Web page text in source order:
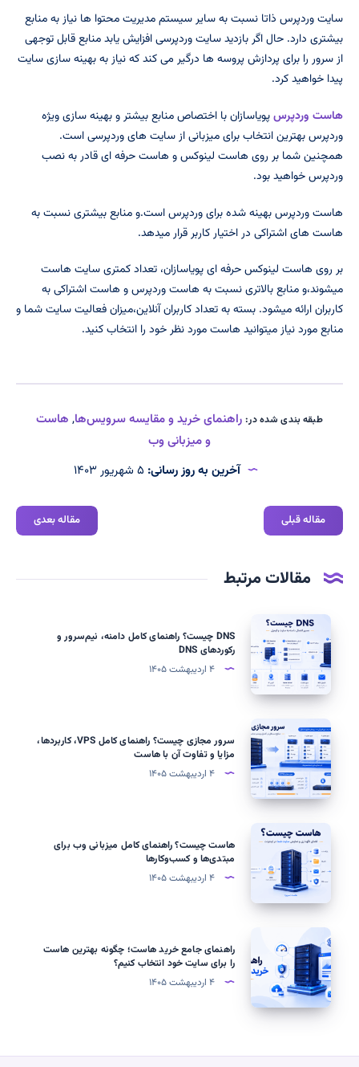
سایت وردپرس ذاتا نسبت به سایر سیستم مدیریت محتوا ها نیاز به منابع
بیشتری دارد. حال اگر بازدید سایت وردپرسی افزایش یابد منابع قابل توجهی
از سرور را برای پردازش پروسه ها درگیر می کند که نیاز به بهینه سازی سایت
پیدا خواهید کرد.
هاست وردپرسپویاسازان با اختصاص منابع بیشتر و بهینه سازی ویژه
وردپرس بهترین انتخاب برای میزبانی از سایت های وردپرسی است.
همچنین شما بر روی هاست لینوکس و هاست حرفه ای قادر به نصب
وردپرس خواهید بود.
هاست وردپرس بهینه شده برای وردپرس است.و منابع بیشتری نسبت به
هاست های اشتراکی در اختیار کاربر قرار میدهد.
بر روی هاست لینوکس حرفه ای پویاسازان، تعداد کمتری سایت هاست
میشوند،و منابع بالاتری نسبت به هاست وردپرس و هاست اشتراکی به
کاربران ارائه میشود. بسته به تعداد کاربران آنلاین،میزان فعالیت سایت شما و
منابع مورد نیاز میتوانید هاست مورد نظر خود را انتخاب کنید.
طبقه بندی شده در: راهنمای خرید و مقایسه سرویس‌ها, هاست
و میزبانی وب
آخرین به روز رسانی:
مقاله قبلی مقاله بعدی
مقالات مرتبط
DNS
چیست؟
راهنمای
کامل
دامنه،
نیم‌سرور
و
رکوردهای
DNS
DNS چیست؟ راهنمای کامل دامنه، نیم‌سرور و
رکوردهای DNS
۴ اردیبهشت ۱۴۰۵
سرور
مجازی
چیست؟
راهنمای
کامل
VPS،
کاربردها،
مزایا
و
تفاوت
آن
با
هاست
سرور مجازی چیست؟ راهنمای کامل VPS، کاربردها،
مزایا و تفاوت آن با هاست
۴ اردیبهشت ۱۴۰۵
هاست
چیست؟
راهنمای
کامل
میزبانی
وب
برای
مبتدی‌ها
و
کسب‌وکارها
هاست چیست؟ راهنمای کامل میزبانی وب برای
مبتدی‌ها و کسب‌وکارها
۴ اردیبهشت ۱۴۰۵
راهنمای
جامع
خرید
هاست؛
چگونه
هاست
راهنمای جامع خرید هاست؛ چگونه بهترین هاست
را برای سایت خود انتخاب کنیم؟
۴ اردیبهشت ۱۴۰۵